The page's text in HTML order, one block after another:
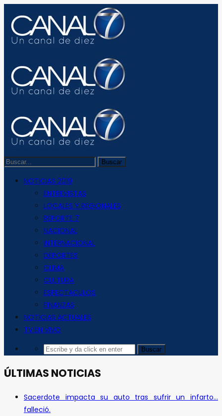
NOTICIAS 2019
ENTREVISTAS
LOCALES Y REGIONALES
REPORTE 7
NACIONAL
INTERNACIONAL
DEPORTES
CLIMA
CULTURA
ESPECTACULOS
FINANZAS
NOTICIAS ACTUALES
TV EN VIVO
ÚLTIMAS NOTICIAS
Sacerdote impacta su auto tras sufrir un infarto…
falleció.